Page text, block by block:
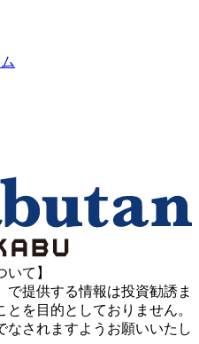
て】
提供する情報は投資勧誘ま
を目的としておりません。
なされますようお願いいたし